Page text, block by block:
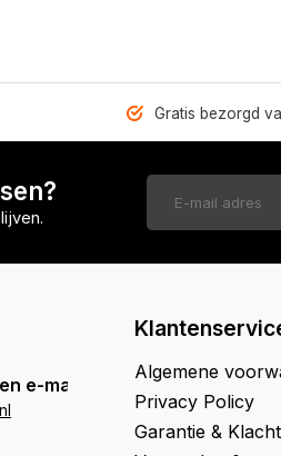
Gratis bezorgd
e-mail
Algemene
Privacy Policy
Garantie &